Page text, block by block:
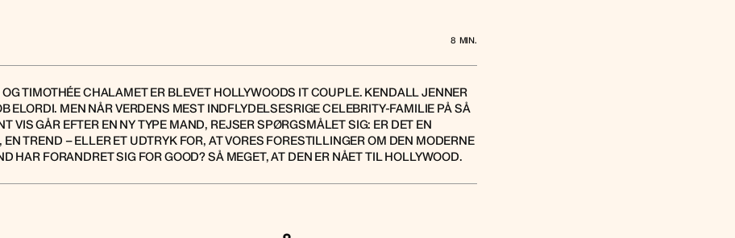
8 MIN.
TIMOTHÉE CHALAMET ER BLEVET HOLLYWOODS IT COUPLE. KENDALL JENNER
ELORDI. MEN NÅR VERDENS MEST INDFLYDELSESRIGE CELEBRITY-FAMILIE PÅ SÅ
VIS GÅR EFTER EN NY TYPE MAND, REJSER SPØRGSMÅLET SIG: ER DET EN
TREND – ELLER ET UDTRYK FOR, AT VORES FORESTILLINGER OM DEN MODERNE
HAR FORANDRET SIG FOR GOOD? SÅ MEGET, AT DEN ER NÅET TIL HOLLYWOOD.